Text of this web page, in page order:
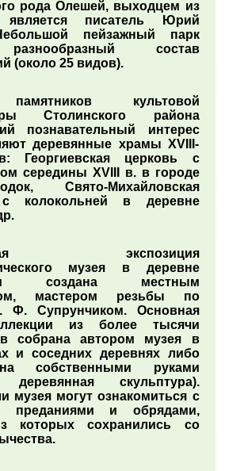
рода Олешей, выходцем из
является писатель Юрий
пейзажный парк
состав
(около 25 видов).
культовой
Столинского района
познавательный интерес
деревянные храмы XVIII-
Георгиевская церковь с
середины XVIII в. в городе
Свято-Михайловская
колокольней в деревне
экспозиция
музея в деревне
создана местным
мастером резьбы по
Ф. Супрунчиком. Основная
из более тысячи
собрана автором музея в
и соседних деревнях либо
собственными руками
деревянная скульптура).
музея могут ознакомиться с
преданиями и обрядами,
которых сохранились со